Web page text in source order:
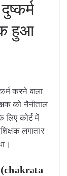
हुआ
करने वाला
को नैनीताल
लिए कोर्ट में
लगातार
(chakrata